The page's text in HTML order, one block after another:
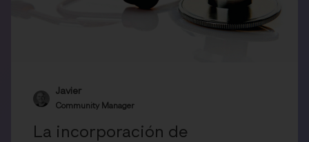
Javier
Community Manager
La incorporación de